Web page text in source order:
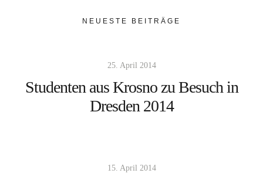
NEUESTE BEITRÄGE
25. April 2014
Studenten aus Krosno zu Besuch in
Dresden 2014
15. April 2014